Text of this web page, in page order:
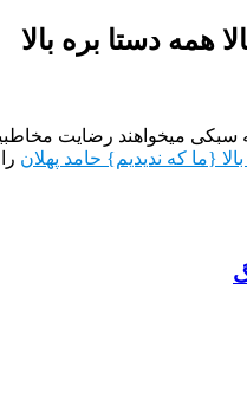
همه دستا بره بالا
میخواهند رضایت
{ما که ندیدیم} حامد پهلان